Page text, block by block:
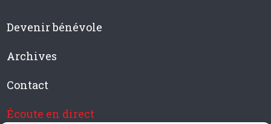
Devenir bénévole
Archives
Contact
Écoute en direct